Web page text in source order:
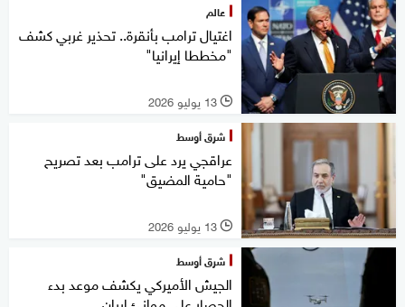
عالم
اغتيال ترامب بأنقرة.. تحذير غربي كشف
"مخططا إيرانيا"
l 13 يوليو 2026
شرق أوسط
عراقجي يرد على ترامب بعد تصريح
"حامية المضيق"
l 13 يوليو 2026
شرق أوسط
الجيش الأميركي يكشف موعد بدء